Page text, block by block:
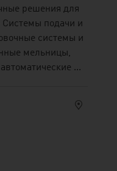
решения для
подачи и
системы и
мельницы,
...